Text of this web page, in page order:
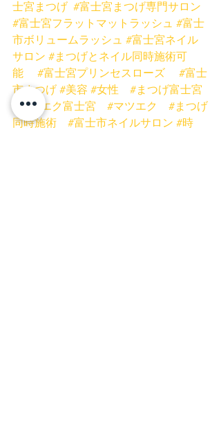
士宮まつげ #富士宮まつげ専門サロン
#富士宮フラットマットラッシュ #富士
市ボリュームラッシュ #富士宮ネイル
サロン #まつげとネイル同時施術可
能
#富士宮プリンセスローズ
#富士
市まつげ #美容 #女性
#まつげ富士宮
#マツエク富士宮
#マツエク
#まつげ
同時施術
#富士市ネイルサロン #時